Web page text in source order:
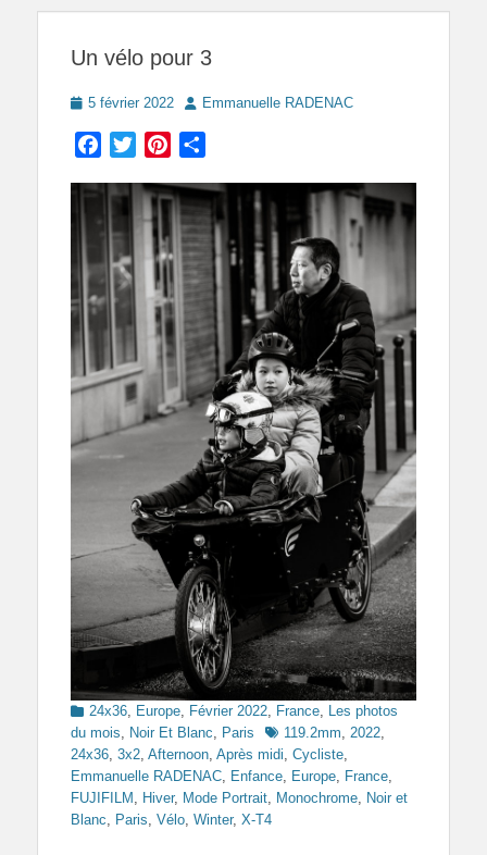
Un vélo pour 3
Posted
5 février 2022 AuthorEmmanuelle RADENAC
Facebook
TwitterPinterest
Categories
24x36, Europe, Février 2022, France, Les photos
du mois, Noir Et Blanc, Paris Tags119.2mm, 2022,
24x36, 3x2, Afternoon, Après midi, Cycliste,
Emmanuelle RADENAC, Enfance, Europe, France,
FUJIFILM , Hiver, Mode Portrait, Monochrome, Noir et
Blanc, Paris, Vélo, Winter, X-T4